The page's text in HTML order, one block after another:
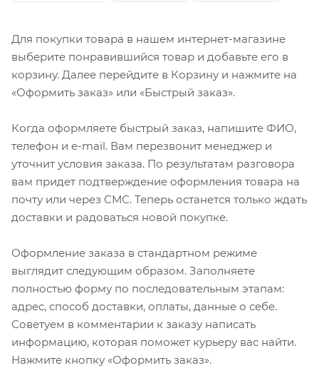
Для покупки товара в нашем интернет-магазине
выберите понравившийся товар и добавьте его в
корзину. Далее перейдите в Корзину и нажмите на
«Оформить заказ» или «Быстрый заказ».
Когда оформляете быстрый заказ, напишите ФИО,
телефон и e-mail. Вам перезвонит менеджер и
уточнит условия заказа. По результатам разговора
вам придет подтверждение оформления товара на
почту или через СМС. Теперь останется только ждать
доставки и радоваться новой покупке.
Оформление заказа в стандартном режиме
выглядит следующим образом. Заполняете
полностью форму по последовательным этапам:
адрес, способ доставки, оплаты, данные о себе.
Советуем в комментарии к заказу написать
информацию, которая поможет курьеру вас найти.
Нажмите кнопку «Оформить заказ».